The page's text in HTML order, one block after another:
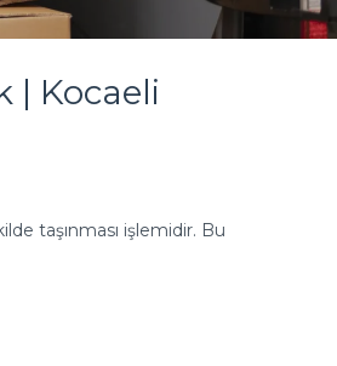
| Kocaeli
taşınması işlemidir. Bu